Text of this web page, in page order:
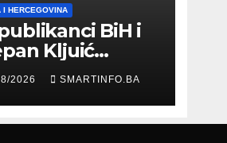
I HERCEGOVINA
BiH i
Kljuić
o
putu
i
2026 SMARTINFO.BA